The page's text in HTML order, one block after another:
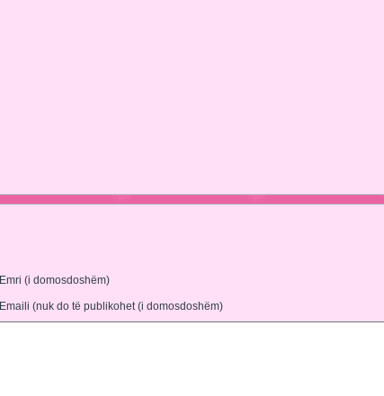
Emri (i domosdoshëm)
Emaili (nuk do të publikohet (i domosdoshëm)